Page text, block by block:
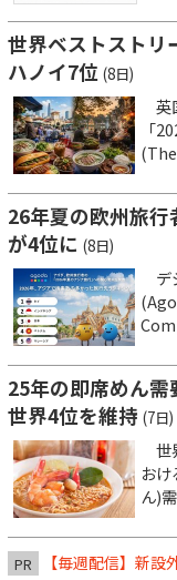
世界ベストスト
ハノイ7位 (8日)
英
「
26年夏の欧州旅
が4位に (8日)
デ
25年の即席めん
世界4位を維持 (7日)
世
お
ん)
PR 【毎週配信】新